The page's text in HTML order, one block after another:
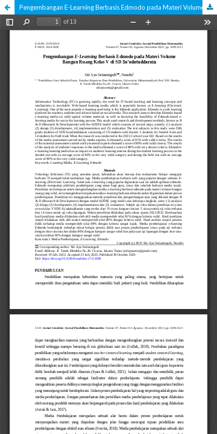
Pengembangan E-Learning Berbasis Edmodo pada Materi Volume Bangun Ruang Kelas V di SD Sa’adatuddarain